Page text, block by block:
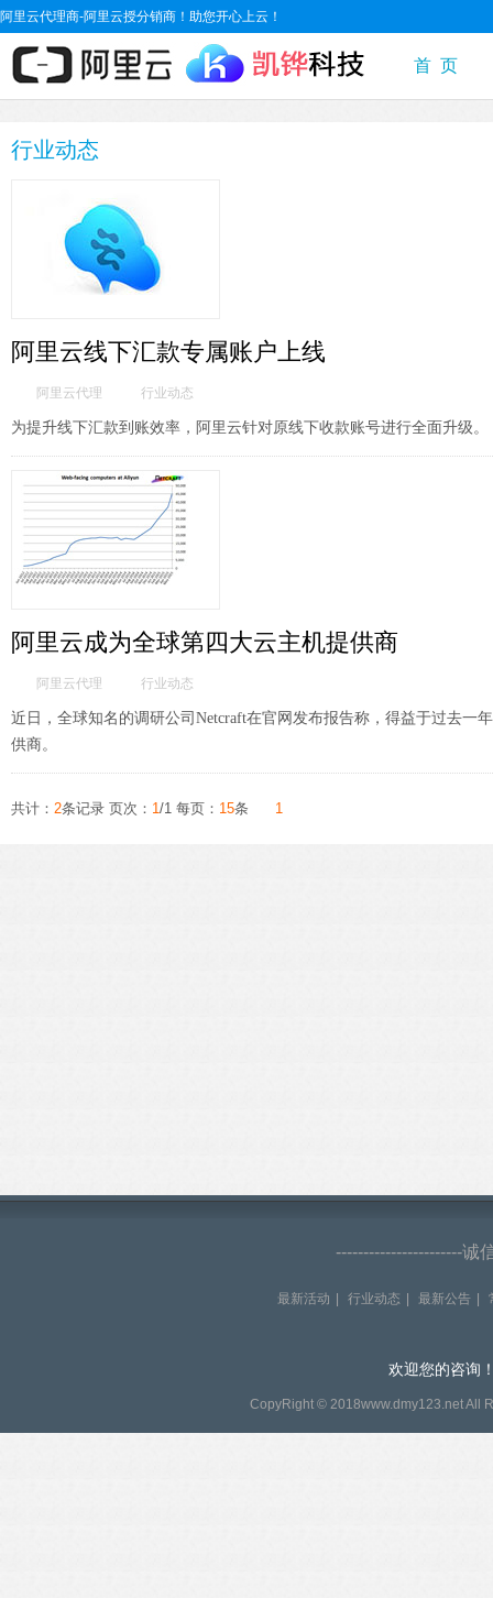
阿里云代理商-阿里云授分销商！助您开心上云！
首 页
行业动态
阿里云线下汇款专属账户上线
阿里云代理 行业动态
为提升线下汇款到账效率，阿里云针对原线下收款账号进行全面升级。
阿里云成为全球第四大云主机提供商
阿里云代理 行业动态
近日，全球知名的调研公司Netcraft在官网发布报告称，得益于过去一
供商。
共计： 2条记录 页次： 1/1 每页： 15条 1
-----------------------诚
最新活动 行业动态 最新公告
欢迎您的咨询
CopyRight © 2018www.dmy123.net